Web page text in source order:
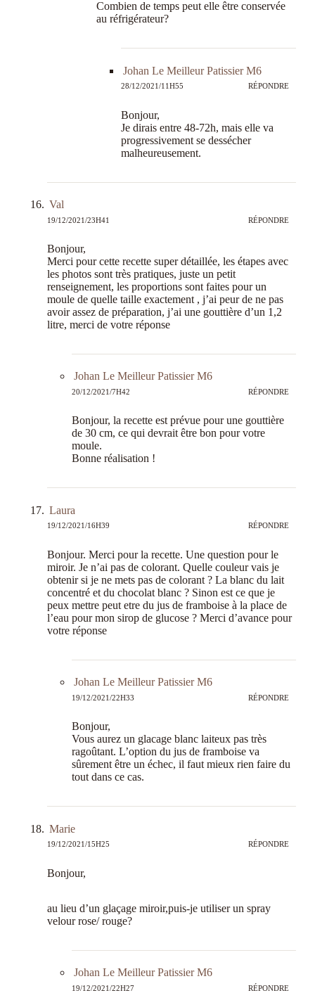
Combien de temps peut elle être conservée
au réfrigérateur?
Johan Le Meilleur Patissier M6
28/12/2021/11H55 RÉPONDRE
Bonjour,
Je dirais entre 48-72h, mais elle va
progressivement se dessécher
malheureusement.
Val
19/12/2021/23H41 RÉPONDRE
Bonjour,
Merci pour cette recette super détaillée, les étapes avec
les photos sont très pratiques, juste un petit
renseignement, les proportions sont faites pour un
moule de quelle taille exactement , j’ai peur de ne pas
avoir assez de préparation, j’ai une gouttière d’un 1,2
litre, merci de votre réponse
Johan Le Meilleur Patissier M6
20/12/2021/7H42 RÉPONDRE
Bonjour, la recette est prévue pour une gouttière
de 30 cm, ce qui devrait être bon pour votre
moule.
Bonne réalisation !
Laura
19/12/2021/16H39 RÉPONDRE
Bonjour. Merci pour la recette. Une question pour le
miroir. Je n’ai pas de colorant. Quelle couleur vais je
obtenir si je ne mets pas de colorant ? La blanc du lait
concentré et du chocolat blanc ? Sinon est ce que je
peux mettre peut etre du jus de framboise à la place de
l’eau pour mon sirop de glucose ? Merci d’avance pour
votre réponse
Johan Le Meilleur Patissier M6
19/12/2021/22H33 RÉPONDRE
Bonjour,
Vous aurez un glacage blanc laiteux pas très
ragoûtant. L’option du jus de framboise va
sûrement être un échec, il faut mieux rien faire du
tout dans ce cas.
Marie
19/12/2021/15H25 RÉPONDRE
Bonjour,
au lieu d’un glaçage miroir,puis-je utiliser un spray
velour rose/ rouge?
Johan Le Meilleur Patissier M6
19/12/2021/22H27 RÉPONDRE